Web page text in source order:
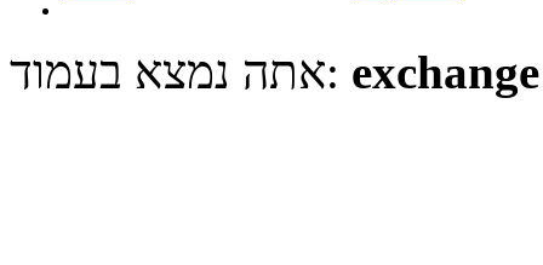
אתה נמצא בעמוד: